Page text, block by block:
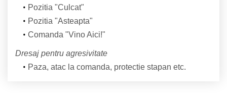
Pozitia "Culcat"
Pozitia "Asteapta"
Comanda "Vino Aici!"
Dresaj pentru agresivitate
Paza, atac la comanda, protectie stapan etc.